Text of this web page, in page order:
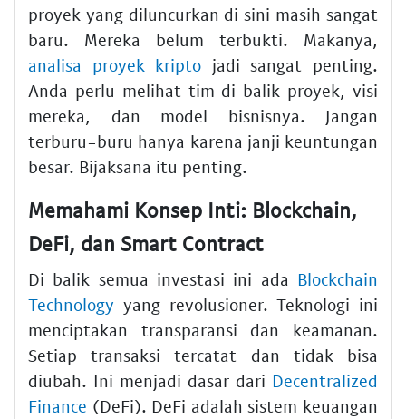
proyek yang diluncurkan di sini masih sangat
baru. Mereka belum terbukti. Makanya,
analisa proyek kripto jadi sangat penting.
Anda perlu melihat tim di balik proyek, visi
mereka, dan model bisnisnya. Jangan
terburu-buru hanya karena janji keuntungan
besar. Bijaksana itu penting.
Memahami Konsep Inti: Blockchain,
DeFi, dan Smart Contract
Di balik semua investasi ini ada Blockchain
Technology yang revolusioner. Teknologi ini
menciptakan transparansi dan keamanan.
Setiap transaksi tercatat dan tidak bisa
diubah. Ini menjadi dasar dari Decentralized
Finance (DeFi). DeFi adalah sistem keuangan